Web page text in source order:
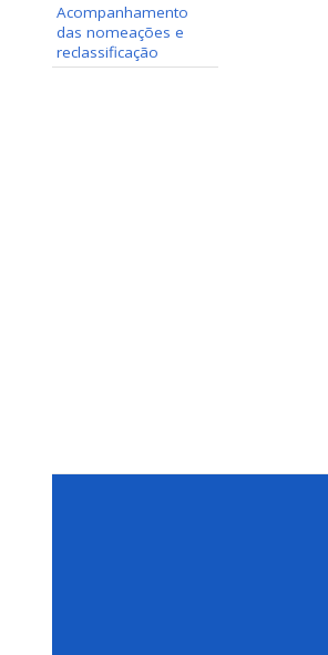
Acompanhamento
das nomeações e
reclassificação